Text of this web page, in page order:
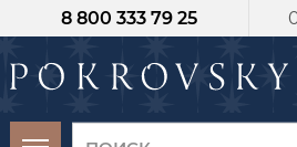
8 800 333 79 25
-30%
от 15 дней с
момента оплаты